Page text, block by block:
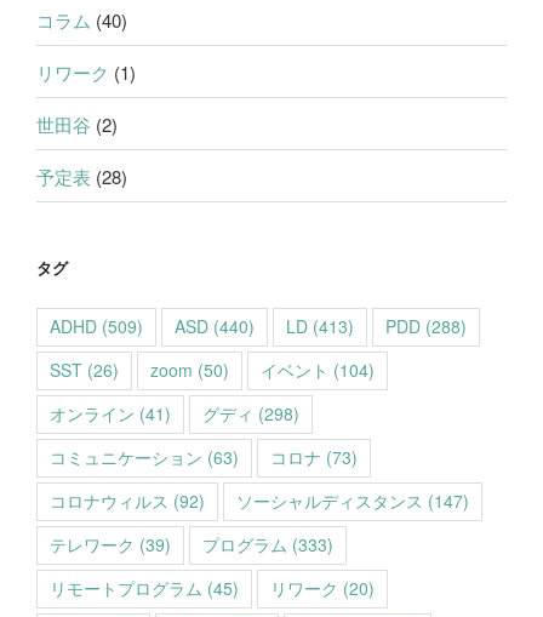
コラム (40)
リワーク (1)
世田谷 (2)
予定表 (28)
タグ
ADHD (509) ASD (440) LD (413) PDD (288)
SST (26) zoom (50) イベント (104)
オンライン (41) グディ (298)
コミュニケーション (63) コロナ (73)
コロナウィルス (92) ソーシャルディスタンス (147)
テレワーク (39) プログラム (333)
リモートプログラム (45) リワーク (20)